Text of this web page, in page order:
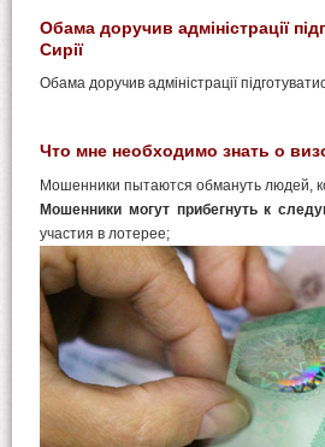
Обама доручив адміністрації
Сирії
Обама доручив адміністрації
Что мне необходимо знать о
Мошенники пытаются обмануть людей,
Мошенники могут прибегнуть к
участия в лотерее;